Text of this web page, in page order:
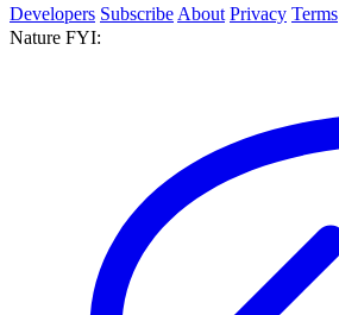
Developers Subscribe About Privacy Terms
Nature FYI: